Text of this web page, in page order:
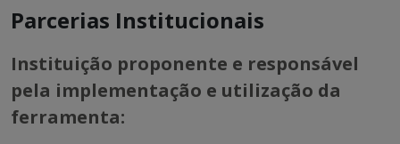
Parcerias Institucionais
Instituição proponente e responsável
pela implementação e utilização da
ferramenta: